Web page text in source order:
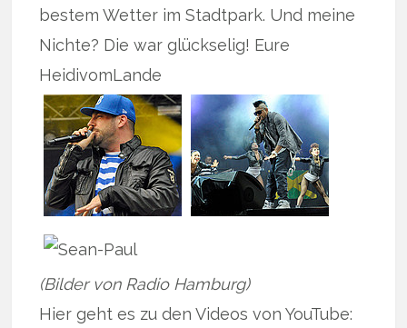
bestem Wetter im Stadtpark. Und meine
Nichte? Die war glückselig! Eure
HeidivomLande
(Bilder von Radio Hamburg)
Hier geht es zu den Videos von YouTube: